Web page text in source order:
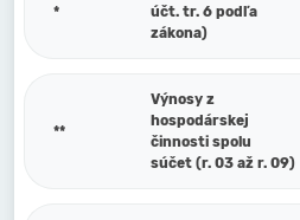
*
účt. tr. 6 podľa
zákona)
**
Výnosy z
hospodárskej
činnosti spolu
súčet (r. 03 až r. 09)